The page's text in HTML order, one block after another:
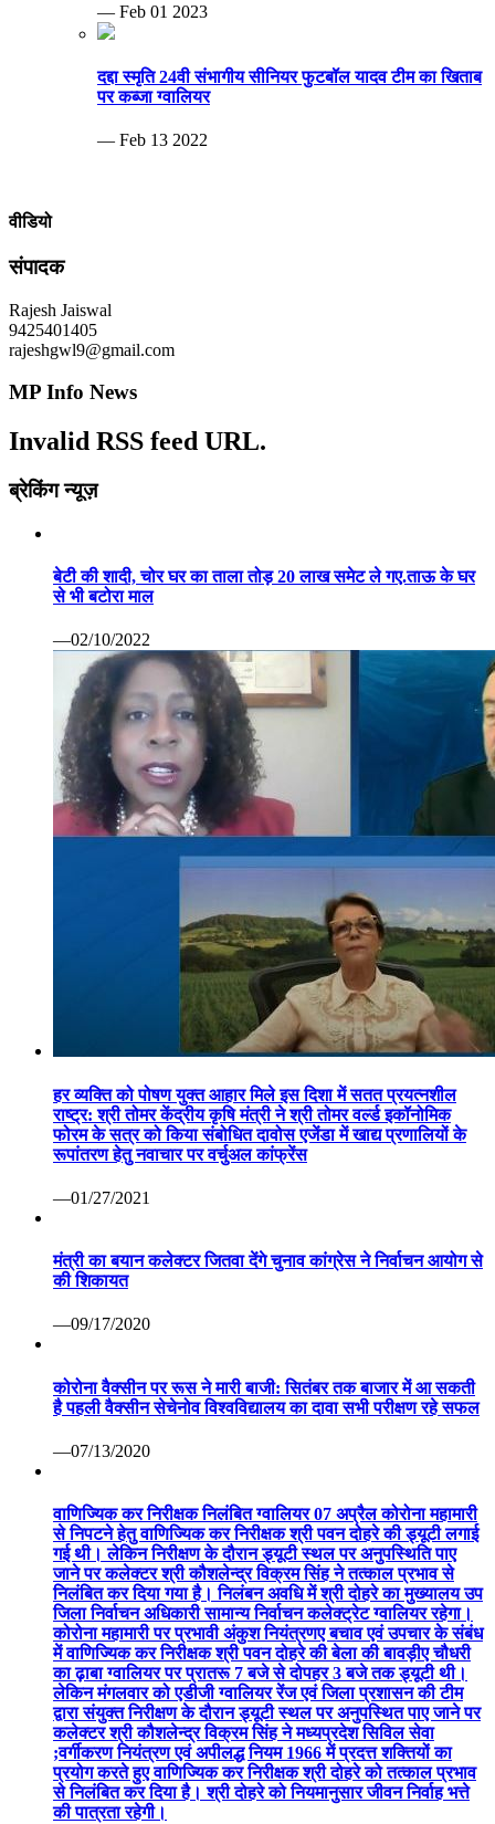
— Feb 01 2023
दद्दा स्मृति 24वी संभागीय सीनियर फुटबॉल यादव टीम का खिताब
पर कब्जा ग्वालियर
— Feb 13 2022
वीडियो
संपादक
Rajesh Jaiswal
9425401405
rajeshgwl9@gmail.com
MP Info News
Invalid RSS feed URL.
ब्रेकिंग न्यूज़
बेटी की शादी, चोर घर का ताला तोड़ 20 लाख समेट ले गए.ताऊ के घर
से भी बटोरा माल
—02/10/2022
हर व्यक्ति को पोषण युक्त आहार मिले इस दिशा में सतत प्रयत्नशील
राष्ट्र: श्री तोमर केंद्रीय कृषि मंत्री ने श्री तोमर वर्ल्ड इकॉनोमिक
फोरम के सत्र को किया संबोधित दावोस एजेंडा में खाद्य प्रणालियों के
रूपांतरण हेतु नवाचार पर वर्चुअल कांफ्रेंस
—01/27/2021
मंत्री का बयान कलेक्टर जितवा देंगे चुनाव कांग्रेस ने निर्वाचन आयोग से
की शिकायत
—09/17/2020
कोरोना वैक्सीन पर रूस ने मारी बाजी: सितंबर तक बाजार में आ सकती
है पहली वैक्सीन सेचेनोव विश्वविद्यालय का दावा सभी परीक्षण रहे सफल
—07/13/2020
वाणिज्यिक कर निरीक्षक निलंबित ग्वालियर 07 अप्रैल कोरोना महामारी
से निपटने हेतु वाणिज्यिक कर निरीक्षक श्री पवन दोहरे की ड्यूटी लगाई
गई थी। लेकिन निरीक्षण के दौरान ड्यूटी स्थल पर अनुपस्थिति पाए
जाने पर कलेक्टर श्री कौशलेन्द्र विक्रम सिंह ने तत्काल प्रभाव से
निलंबित कर दिया गया है। निलंबन अवधि में श्री दोहरे का मुख्यालय उप
जिला निर्वाचन अधिकारी सामान्य निर्वाचन कलेक्ट्रेट ग्वालियर रहेगा।
कोरोना महामारी पर प्रभावी अंकुश नियंत्रणए बचाव एवं उपचार के संबंध
में वाणिज्यिक कर निरीक्षक श्री पवन दोहरे की बेला की बावड़ीए चौधरी
का ढ़ाबा ग्वालियर पर प्रातरू 7 बजे से दोपहर 3 बजे तक ड्यूटी थी।
लेकिन मंगलवार को एडीजी ग्वालियर रेंज एवं जिला प्रशासन की टीम
द्वारा संयुक्त निरीक्षण के दौरान ड्यूटी स्थल पर अनुपस्थित पाए जाने पर
कलेक्टर श्री कौशलेन्द्र विक्रम सिंह ने मध्यप्रदेश सिविल सेवा
;वर्गीकरण नियंत्रण एवं अपीलद्ध नियम 1966 में प्रदत्त शक्तियों का
प्रयोग करते हुए वाणिज्यिक कर निरीक्षक श्री दोहरे को तत्काल प्रभाव
से निलंबित कर दिया है। श्री दोहरे को नियमानुसार जीवन निर्वाह भत्ते
की पात्रता रहेगी।